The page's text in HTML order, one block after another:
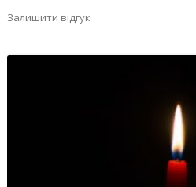
Залишити відгук